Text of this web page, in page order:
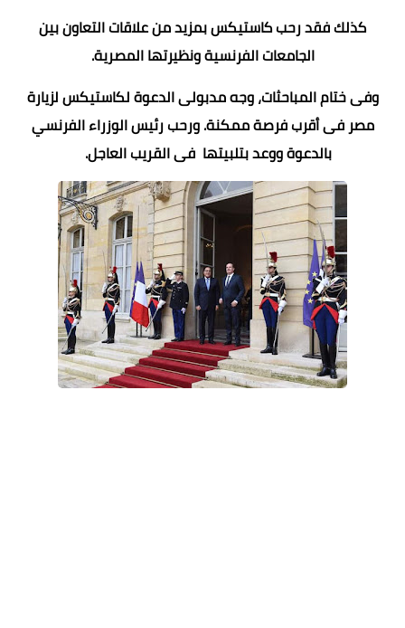
كذلك فقد رحب كاستيكس بمزيد من علاقات التعاون بين
الجامعات الفرنسية ونظيرتها المصرية.
وفى ختام المباحثات، وجه مدبولى الدعوة لكاستيكس لزيارة
مصر فى أقرب فرصة ممكنة. ورحب رئيس الوزراء الفرنسي
بالدعوة ووعد بتلبيتها فى القريب العاجل.